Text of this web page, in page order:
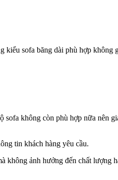
kiểu sofa băng dài phù hợp không
không còn phù hợp nữa nên
tin khách hàng yêu cầu.
không ảnh hưởng đến chất lượng